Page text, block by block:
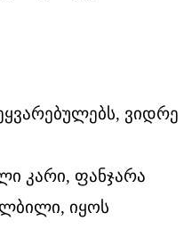
ვიდრე
კარი, ფანჯარა
იყოს